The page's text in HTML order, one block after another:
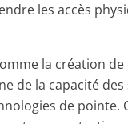
les accès
la création
de la capacité
de pointe.